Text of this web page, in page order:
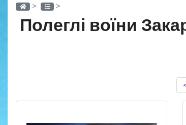
> >
Полеглі воїни